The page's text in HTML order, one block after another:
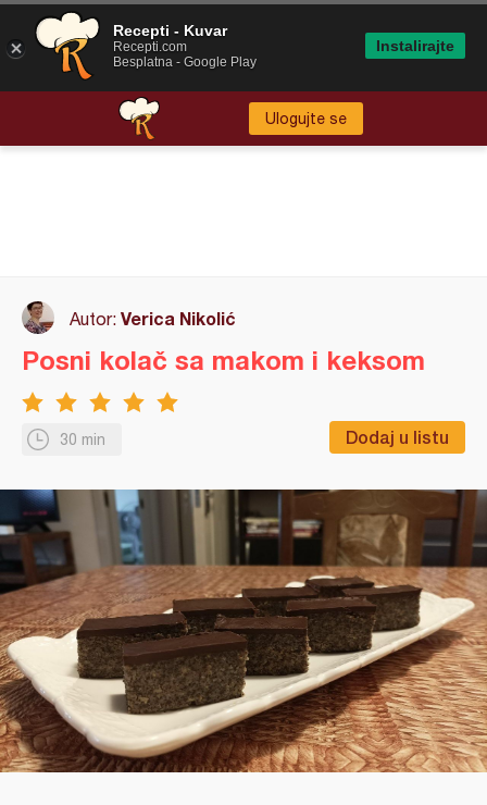
Ulogujte se
Autor: Verica Nikolić
30 min Dodaj u listu
Posni kolač sa makom i keksom
Recepti - Kuvar
Recepti.com
Besplatna - Google Play
Instalirajte